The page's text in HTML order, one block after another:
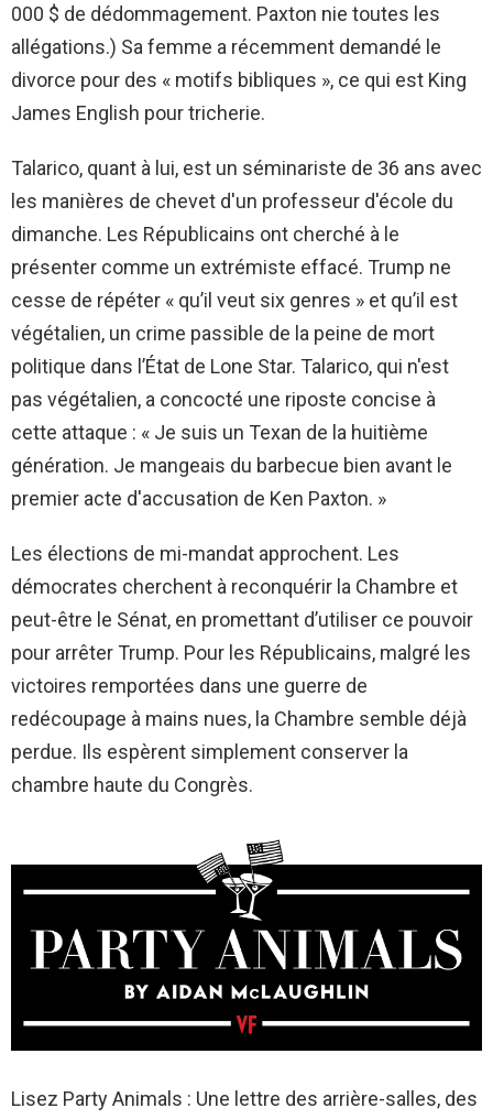
000 $ de dédommagement. Paxton nie toutes les
allégations.) Sa femme a récemment demandé le
divorce pour des « motifs bibliques », ce qui est King
James English pour tricherie.
Talarico, quant à lui, est un séminariste de 36 ans avec
les manières de chevet d'un professeur d'école du
dimanche. Les Républicains ont cherché à le
présenter comme un extrémiste effacé. Trump ne
cesse de répéter « qu’il veut six genres » et qu’il est
végétalien, un crime passible de la peine de mort
politique dans l’État de Lone Star. Talarico, qui n'est
pas végétalien, a concocté une riposte concise à
cette attaque : « Je suis un Texan de la huitième
génération. Je mangeais du barbecue bien avant le
premier acte d'accusation de Ken Paxton. »
Les élections de mi-mandat approchent. Les
démocrates cherchent à reconquérir la Chambre et
peut-être le Sénat, en promettant d’utiliser ce pouvoir
pour arrêter Trump. Pour les Républicains, malgré les
victoires remportées dans une guerre de
redécoupage à mains nues, la Chambre semble déjà
perdue. Ils espèrent simplement conserver la
chambre haute du Congrès.
Lisez Party Animals : Une lettre des arrière-salles, des